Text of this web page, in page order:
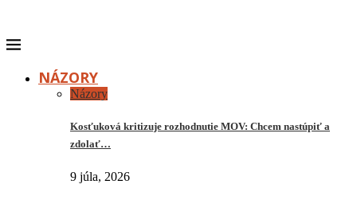
NÁZORY
Názory
Kosťuková kritizuje rozhodnutie MOV: Chcem nastúpiť a
zdolať…
9 júla, 2026